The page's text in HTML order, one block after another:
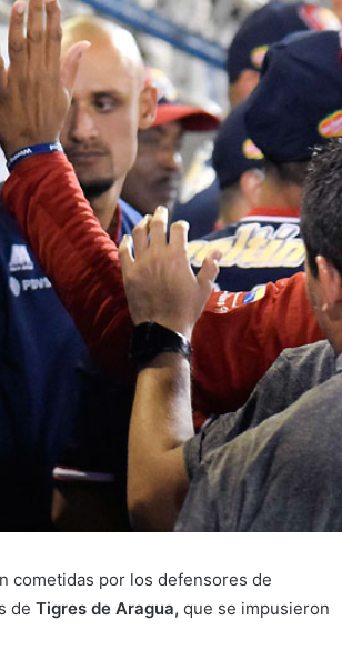
cometidas por los defensores de
de Tigres de Aragua, que se impusieron